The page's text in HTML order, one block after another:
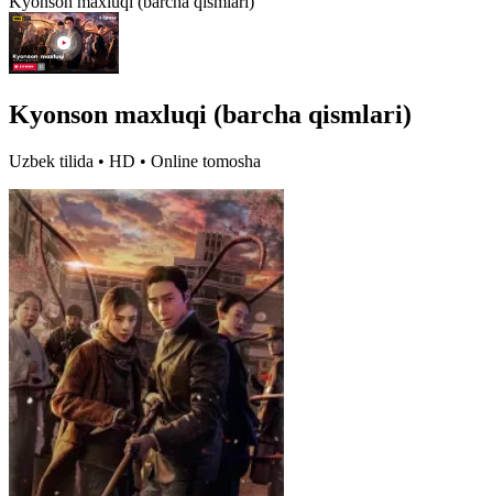
Kyonson maxluqi (barcha qismlari)
Uzbek tilida • HD • Online tomosha